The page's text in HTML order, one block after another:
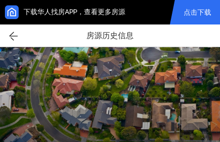
下载华人找房APP，查看更多房源 点击下载
房源历史信息